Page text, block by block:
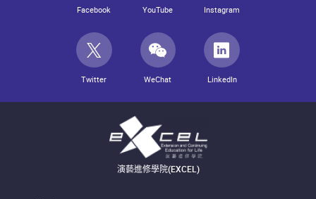
Facebook YouTube Instagram
Twitter WeChat LinkedIn
演藝進修學院(EXCEL)